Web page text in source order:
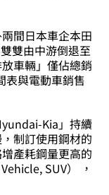
間日本車企本田
雙由中游倒退至
車輛」僅佔總銷
表與電動車銷售
Kia」持續
制訂使用鋼材的
產耗鋼量更高的
SUV） ，